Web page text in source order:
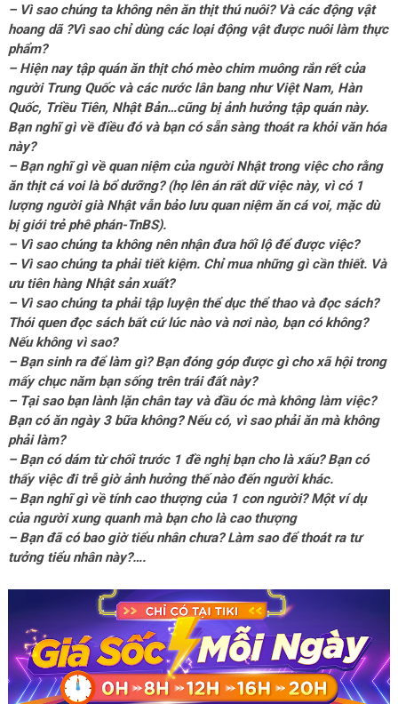
– Vì sao chúng ta không nên ăn thịt thú nuôi? Và các động vật
hoang dã ?Vì sao chỉ dùng các loại động vật được nuôi làm thực
phẩm?
– Hiện nay tập quán ăn thịt chó mèo chim muông rắn rết của
người Trung Quốc và các nước lân bang như Việt Nam, Hàn
Quốc, Triều Tiên, Nhật Bản…cũng bị ảnh hưởng tập quán này.
Bạn nghĩ gì về điều đó và bạn có sẵn sàng thoát ra khỏi văn hóa
này?
– Bạn nghĩ gì về quan niệm của người Nhật trong việc cho rằng
ăn thịt cá voi là bổ dưỡng? (họ lên án rất dữ việc này, vì có 1
lượng người già Nhật vẫn bảo lưu quan niệm ăn cá voi, mặc dù
bị giới trẻ phê phán-TnBS).
– Vì sao chúng ta không nên nhận đưa hối lộ để được việc?
– Vì sao chúng ta phải tiết kiệm. Chỉ mua những gì cần thiết. Và
ưu tiên hàng Nhật sản xuất?
– Vì sao chúng ta phải tập luyện thể dục thể thao và đọc sách?
Thói quen đọc sách bất cứ lúc nào và nơi nào, bạn có không?
Nếu không vì sao?
– Bạn sinh ra để làm gì? Bạn đóng góp được gì cho xã hội trong
mấy chục năm bạn sống trên trái đất này?
– Tại sao bạn lành lặn chân tay và đầu óc mà không làm việc?
Bạn có ăn ngày 3 bữa không? Nếu có, vì sao phải ăn mà không
phải làm?
– Bạn có dám từ chối trước 1 đề nghị bạn cho là xấu? Bạn có
thấy việc đi trễ giờ ảnh hưởng thế nào đến người khác.
– Bạn nghĩ gì về tính cao thượng của 1 con người? Một ví dụ
của người xung quanh mà bạn cho là cao thượng
– Bạn đã có bao giờ tiểu nhân chưa? Làm sao để thoát ra tư
tưởng tiểu nhân này?….